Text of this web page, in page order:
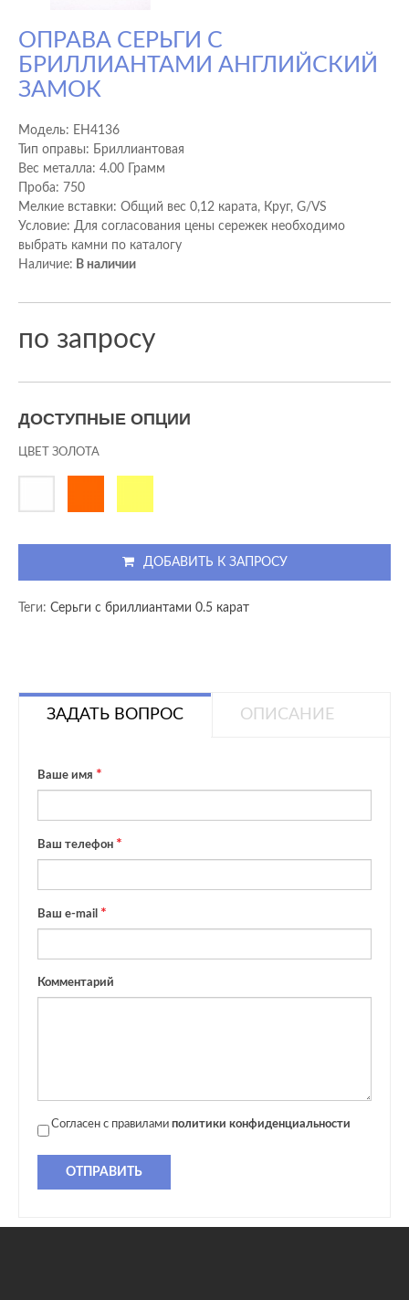
ОПРАВА СЕРЬГИ С
БРИЛЛИАНТАМИ АНГЛИЙСКИЙ
ЗАМОК
Модель: EH4136
Тип оправы: Бриллиантовая
Вес металла: 4.00 Грамм
Проба: 750
Мелкие вставки: Общий вес 0,12 карата, Круг, G/VS
Условие: Для согласования цены сережек необходимо
выбрать камни по каталогу
Наличие: В наличии
по запросу
ДОСТУПНЫЕ ОПЦИИ
ЦВЕТ ЗОЛОТА
ДОБАВИТЬ К ЗАПРОСУ
Теги: Серьги с бриллиантами 0.5 карат
ЗАДАТЬ ВОПРОС ОПИСАНИЕ
Ваше имя
Ваш телефон
Ваш e-mail
Комментарий
Согласен с правилами политики конфиденциальности
ОТПРАВИТЬ